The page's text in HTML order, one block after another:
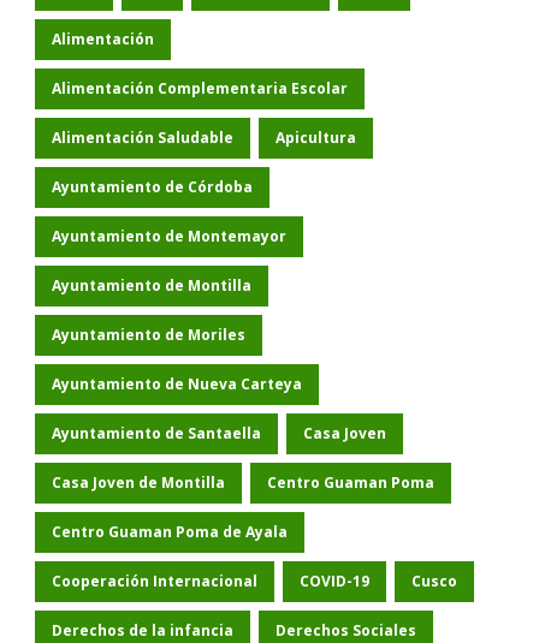
Alimentación
Alimentación Complementaria Escolar
Alimentación Saludable Apicultura
Ayuntamiento de Córdoba
Ayuntamiento de Montemayor
Ayuntamiento de Montilla
Ayuntamiento de Moriles
Ayuntamiento de Nueva Carteya
Ayuntamiento de Santaella Casa Joven
Casa Joven de Montilla Centro Guaman Poma
Centro Guaman Poma de Ayala
Cooperación Internacional COVID-19 Cusco
Derechos de la infancia Derechos Sociales